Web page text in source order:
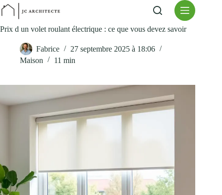
Passer
contenu
Prix d un volet roulant électrique : ce que vous devez savoir
Fabrice
27 septembre 2025 à 18:06
Maison
11 min